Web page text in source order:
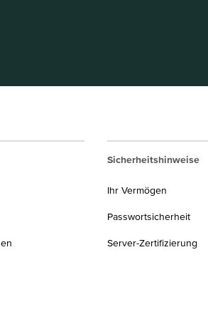
Sicherheitshinweise
Ihr Vermögen
Passwortsicherheit
Server-Zertifizierung